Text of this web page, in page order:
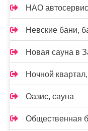
НАО автосервис
Невские бани,
Новая сауна в
Ночной
Оазис, сауна
Общественная